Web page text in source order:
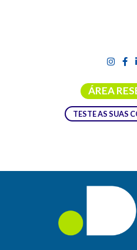
ÁREA
TESTE AS SUAS
CAPACITAR OS
LIGADOS ÀS TIC
RESILIENTE: SQUAD